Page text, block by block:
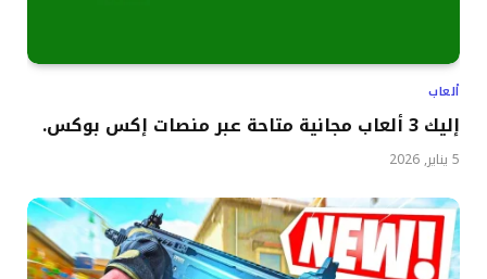
ألعاب
إليك 3 ألعاب مجانية متاحة عبر منصات إكس بوكس.
5 يناير, 2026